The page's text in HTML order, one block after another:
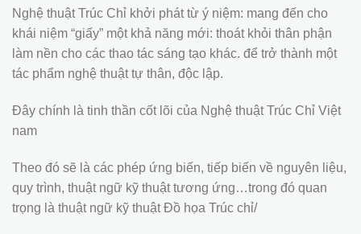
Nghệ thuật Trúc Chỉ khởi phát từ ý niệm: mang đến cho
khái niệm “giấy” một khả năng mới: thoát khỏi thân phận
làm nền cho các thao tác sáng tạo khác. để trở thành một
tác phẩm nghệ thuật tự thân, độc lập.
Đây chính là tinh thần cốt lõi của Nghệ thuật Trúc Chỉ Việt
nam
Theo đó sẽ là các phép ứng biến, tiếp biến về nguyên liệu,
quy trình, thuật ngữ kỹ thuật tương ứng…trong đó quan
trọng là thuật ngữ kỹ thuật Đồ họa Trúc chỉ/